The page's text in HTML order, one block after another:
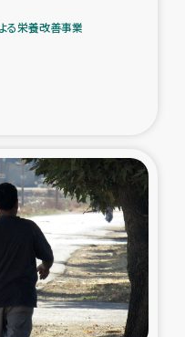
り
を通じた支援事業
民への緊急支援
グループの生計支援
による栄養改善事業
る栄養改善事業